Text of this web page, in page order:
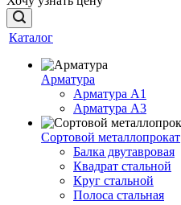
Каталог
Арматура
Арматура A1
Арматура А3
Сортовой металлопрокат
Балка двутавровая
Квадрат стальной
Круг стальной
Полоса стальная